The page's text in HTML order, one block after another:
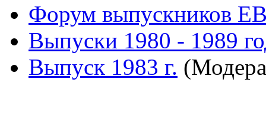
Форум выпускников
Выпуски 1980 - 1989
Выпуск 1983 г.